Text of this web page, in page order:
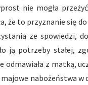
nie mogła
że to przyznanie się
ze spowiedzi,
ją potrzeby stałej,
z matką,
nabożeństwa w